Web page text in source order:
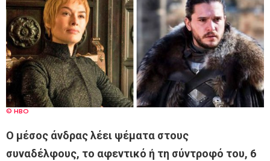
© HBO
Ο μέσος άνδρας λέει ψέματα στους
συναδέλφους, το αφεντικό ή τη σύντροφό του, 6